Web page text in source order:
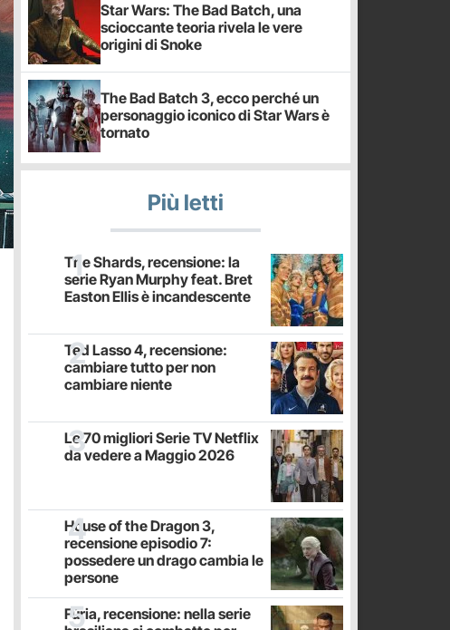
Star Wars: The Bad Batch, una
scioccante teoria rivela le vere
origini di Snoke
The Bad Batch 3, ecco perché un
personaggio iconico di Star Wars è
tornato
Più letti
The Shards, recensione: la
serie Ryan Murphy feat. Bret
Easton Ellis è incandescente
Ted Lasso 4, recensione:
cambiare tutto per non
cambiare niente
Le 70 migliori Serie TV Netflix
da vedere a Maggio 2026
House of the Dragon 3,
recensione episodio 7:
possedere un drago cambia le
persone
Fúria, recensione: nella serie